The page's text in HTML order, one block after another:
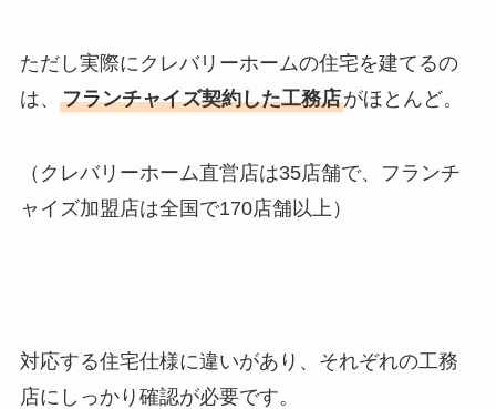
ただし実際にクレバリーホームの住宅を建てるの
は、 フランチャイズ契約した工務店がほとんど。
（クレバリーホーム直営店は35店舗で、フランチ
ャイズ加盟店は全国で170店舗以上）
対応する住宅仕様に違いがあり、それぞれの工務
店にしっかり確認が必要です。